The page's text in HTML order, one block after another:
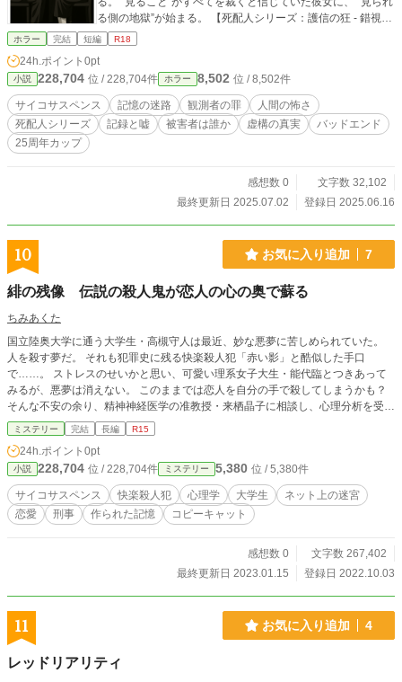
る側の地獄”が始まる。 【死配人シリーズ：護信の狂 - 錯視さ
れた真実】 ——これは、“事実”が殺されていく物語。
ホラー 完結 短編 R18
24h.ポイント 0pt
小説 228,704 位 / 228,704件 ホラー 8,502 位 / 8,502件
サイコサスペンス 記憶の迷路 観測者の罪
人間の怖さ
死配人シリーズ
記録と嘘 被害者は誰か 虚構の真実
バッドエンド
25周年カップ
感想数 0
文字数 32,102
最終更新日 2025.07.02
登録日 2025.06.16
10 お気に入り追加 7
緋の残像 伝説の殺人鬼が恋人の心の奥で蘇る
ちみあくた
国立陸奥大学に通う大学生・高槻守人は最近、妙な悪夢に苦しめられていた。
人を殺す夢だ。 それも犯罪史に残る快楽殺人犯「赤い影」と酷似した手口
で……。 ストレスのせいかと思い、可愛い理系女子大生・能代臨とつきあって
みるが、悪夢は消えない。 このままでは恋人を自分の手で殺してしまうかも？
そんな不安の余り、精神神経医学の准教授・来栖晶子に相談し、心理分析を受け
ると、彼の中に忘れ去られた過去があると判る。 ９才の頃、守人は眼前で「赤
い影」の犯行を目撃していたのだ。 怖いものから逃れる為には、その怖いもの
になれば良い！ そんな心の安全装置が働き、守人の中に「赤い影」と似た別人
格が作られているらしい。 この時、凶悪な殺人は守人の幻想内に留まらず、現
実世界で頻発していた。 十年前に姿を隠し、死んだと噂される「赤い影」が帰
ってきたのか？ それとも、守人の中に存在する凶悪な疑似人格が、悪夢を現実
にしているのだろうか？ エブリスタ、小説家になろう、ノベルアップ+にも投稿
ミステリー 完結 長編 R15
24h.ポイント 0pt
小説 228,704 位 / 228,704件 ミステリー 5,380 位 / 5,380件
サイコサスペンス 快楽殺人犯 心理学 大学生
ネット上の迷宮
恋愛
刑事 作られた記憶 コピーキャット
感想数 0
文字数 267,402
最終更新日 2023.01.15
登録日 2022.10.03
11 お気に入り追加 4
レッドリアリティ